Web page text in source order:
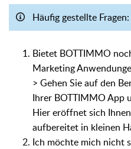
Häufig gestellte Fragen:
Bietet BOTTIMMO
Marketing
> Gehen Sie auf den
Ihrer BOTTIMMO App
Hier eröffnet sich
aufbereitet in kleinen
Ich möchte mich nicht